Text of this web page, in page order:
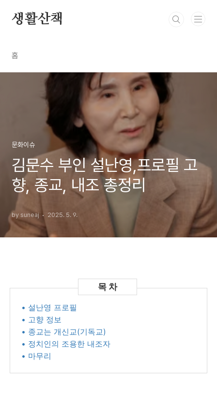
생활산책
홈
문화이슈
김문수 부인 설난영,프로필 고
향, 종교, 내조 총정리
by suneaj 2025. 5. 9.
• 설난영 프로필
• 고향 정보
• 종교는 개신교(기독교)
• 정치인의 조용한 내조자
• 마무리